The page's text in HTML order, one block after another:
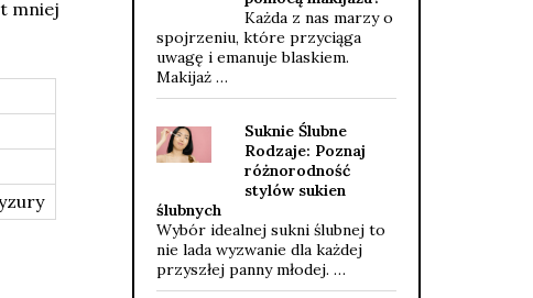
mniej
Każda z nas marzy o
spojrzeniu, które przyciąga
uwagę i emanuje blaskiem.
Makijaż …
Suknie Ślubne
Rodzaje: Poznaj
różnorodność
stylów sukien
ślubnych
Wybór idealnej sukni ślubnej to
nie lada wyzwanie dla każdej
przyszłej panny młodej. …